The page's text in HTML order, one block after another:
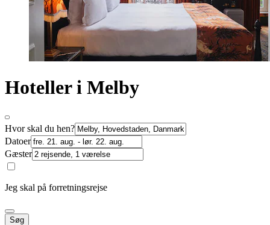
Hoteller i Melby
Hvor skal du hen?
Datoer
Gæster
Jeg skal på forretningsrejse
Søg